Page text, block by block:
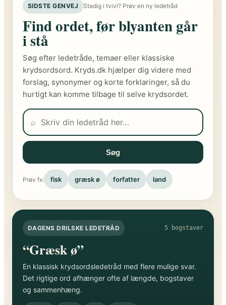
SIDSTE GENVEJ Stadig i tvivl? Prøv en ny ledetråd
Find ordet, før blyanten går
i stå
Søg efter ledetråde, temaer eller klassiske
krydsordsord. Kryds.dk hjælper dig videre med
forslag, synonymer og korte forklaringer, så du
hurtigt kan komme tilbage til selve krydsordet.
⌕
Søg
Prøv fx: fisk græsk ø forfatter land
DAGENS DRILSKE LEDETRÅD 5 bogstaver
“Græsk ø”
En klassisk krydsordsledetråd med flere mulige svar.
Det rigtige ord afhænger ofte af længde, bogstaver
og sammenhæng.